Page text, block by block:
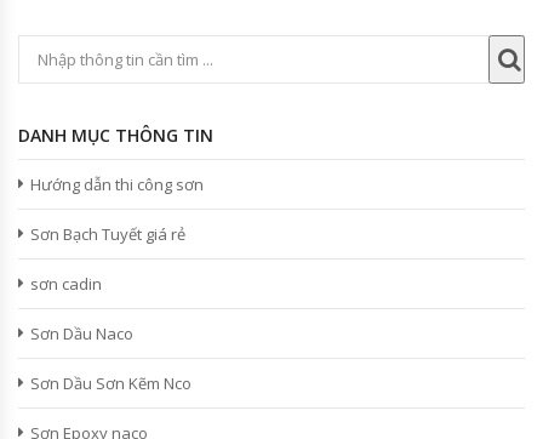
DANH MỤC THÔNG TIN
Hướng dẫn thi công sơn
Sơn Bạch Tuyết giá rẻ
sơn cadin
Sơn Dầu Naco
Sơn Dầu Sơn Kẽm Nco
Sơn Epoxy naco